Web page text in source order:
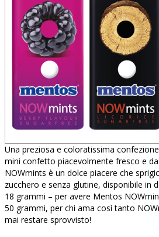
Una preziosa e coloratissima
mini confetto piacevolmente fresco e
NOWmints è un dolce piacere che
zucchero e senza glutine, disponibile in
18 grammi – per avere Mentos
50 grammi, per chi ama così tanto
mai restare sprovvisto!